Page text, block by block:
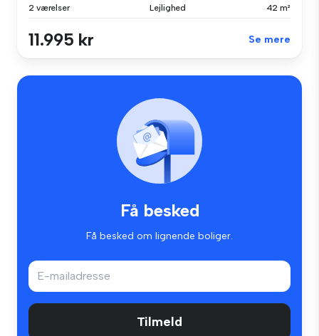
2 værelser Lejlighed 42 m²
11.995 kr Se mere
Få besked
Få besked om lignende boliger.
Tilmeld